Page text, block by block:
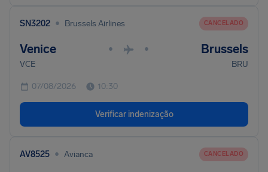
SN3202 • Brussels Airlines CANCELADO
Venice • • Brussels
VCE BRU
07/08/2026 10:30
Verificar indenização
AV8525 • Avianca CANCELADO